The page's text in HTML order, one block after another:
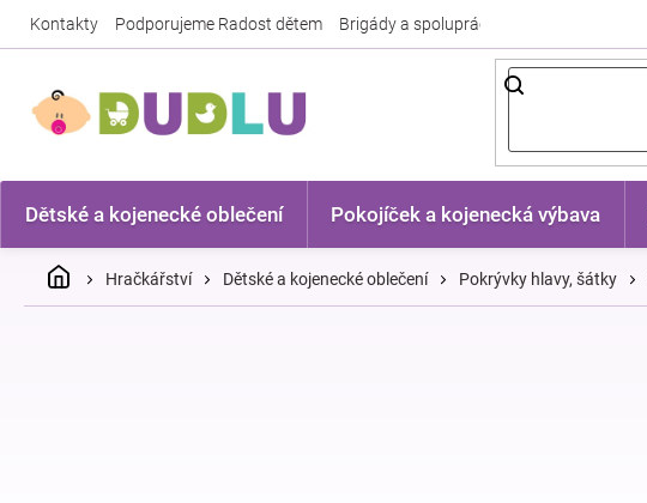
Kontakty Podporujeme Radost dětem Brigády a spolupráce
Dětské a kojenecké oblečení Pokojíček a kojenecká výbava
DomůHračkářství Dětské a kojenecké oblečení Pokrývky hlavy, šátky